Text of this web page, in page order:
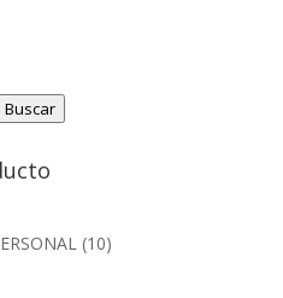
Buscar
(10)